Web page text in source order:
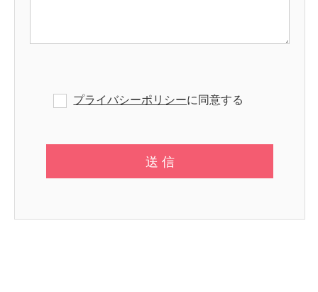
プライバシーポリシーに同意する